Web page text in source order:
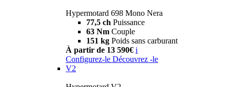
Hypermotard 698 Mono Nera
77,5 ch Puissance
63 Nm Couple
151 kg Poids sans carburant
À partir de 13 590€ i
Configurez-le Découvrez -le
V2